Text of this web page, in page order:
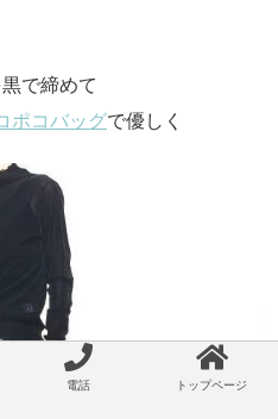
で締めて
ポコバッグで優しく
電話 トップページ